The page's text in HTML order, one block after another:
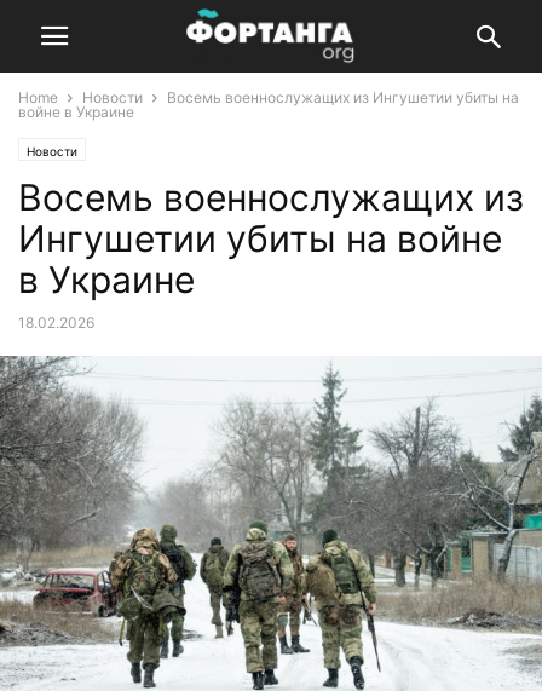
Home Новости
Восемь военнослужащих из Ингушетии убиты на
войне в Украине
Новости
Восемь военнослужащих из
Ингушетии убиты на войне
в Украине
18.02.2026